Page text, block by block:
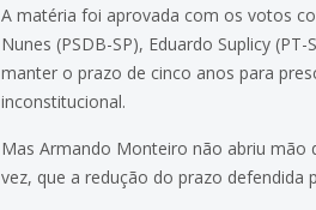
A matéria foi aprovada com os votos
Nunes (PSDB-SP), Eduardo Suplicy
manter o prazo de cinco anos para
inconstitucional.
Mas Armando Monteiro não abriu mão
vez, que a redução do prazo